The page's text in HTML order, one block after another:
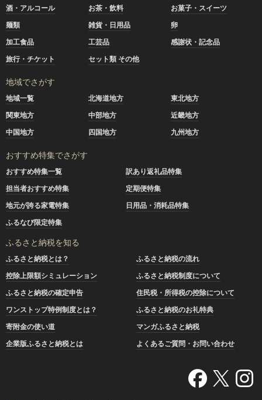
酒・アルコール
お茶・飲料
お菓子・スイーツ
麺類
雑貨・日用品
卵
加工食品
工芸品
感謝状・記念品
旅行・チケット
セット類 その他
地域でさがす
地域一覧 北海道地方
東北地方
関東地方
中部地方
近畿地方
中国地方
四国地方 九州地方
おすすめ特集でさがす
おすすめ特集一覧
訳あり返礼品特集
担当者おすすめ特集
定期便特集
地元が誇る家電特集
日用品・消耗品特集
ふるなび限定特集
ふるさと納税を知る
ふるさと納税とは？
ふるさと納税の流れ
控除上限額シミュレーション
ふるさと納税制度について
ふるさと納税の確定申告
住民税・所得税の控除について
ワンストップ特例制度とは？
ふるさと納税のお礼特典
寄附金の使い道
マンガふるさと納税
企業版ふるさと納税とは
よくあるご質問・お問い合わせ